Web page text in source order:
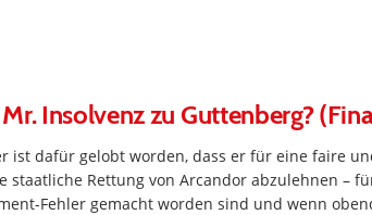
Insolvenz zu Guttenberg?
ist dafür gelobt worden, dass er für eine faire
staatliche Rettung von Arcandor abzulehnen –
Fehler gemacht worden sind und wenn